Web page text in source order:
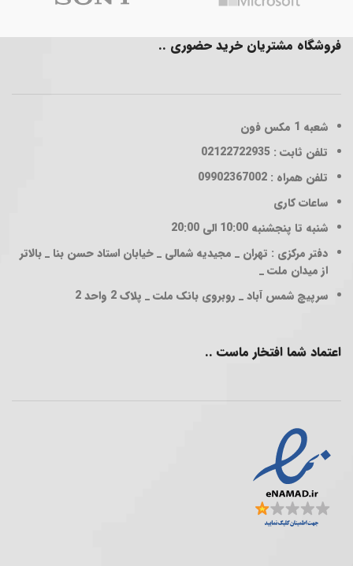
فروشگاه مشتریان خرید حضوری ..
شعبه 1
مکس فون
تلفن ثابت : 02122722935
تلفن همراه : 09902367002
ساعات کاری
شنبه تا پنجشنبه 10:00 الی 20:00
دفتر مرکزی : تهران _ مجیدیه شمالی _ خیابان استاد حسن بنا _ بالاتر
از میدان ملت _
سرپیچ شمس آباد _ روبروی بانک ملت _ پلاک 2 واحد 2
اعتماد شما افتخار ماست ..